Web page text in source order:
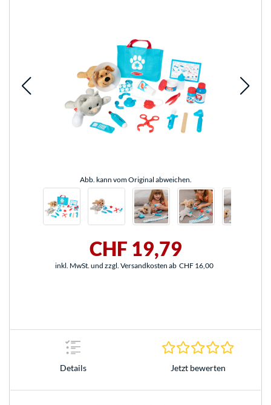
Abb. kann vom Original abweichen.
CHF 19,79
inkl. MwSt. und zzgl. Versandkosten ab CHF 16,00
Details Jetzt bewerten